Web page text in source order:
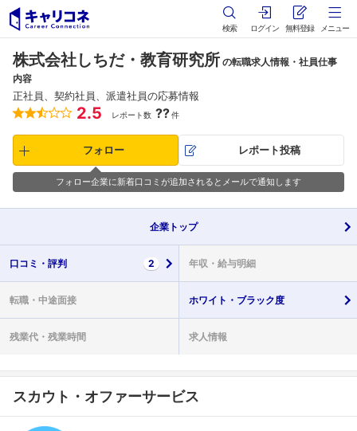
検索 ログイン 無料登録 メニュー
株式会社しちだ・教育研究所 の転職求人情報・社員仕事
内容
正社員、契約社員、派遣社員の応募情報
2.5 レポート数 ??件
フォロー レポート投稿
フォロー企業に新着口コミが追加されるとメールで通知します
企業 トップ
口コミ・ 評判 2 年収・ 給与明細
転職・ 中途面接 ホワイト・ ブラック度
残業代・ 残業時間 求人情報
スカウト・オファーサービス